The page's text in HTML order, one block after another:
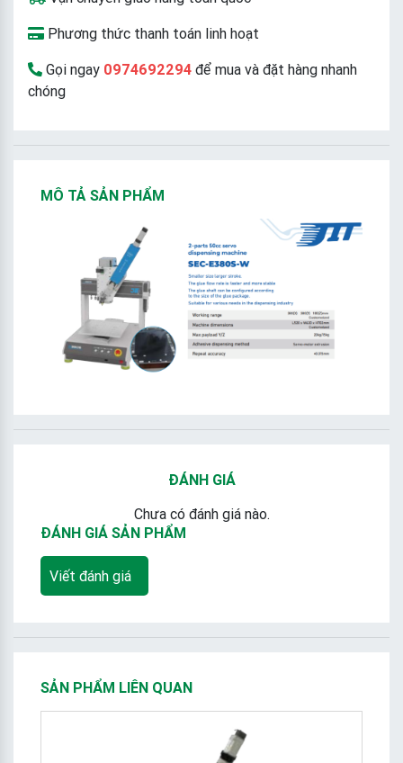
Phương thức thanh toán linh hoạt
Gọi ngay 0974692294 để mua và đặt hàng nhanh
chóng
MÔ TẢ SẢN PHẨM
ĐÁNH GIÁ
Chưa có đánh giá nào.
ĐÁNH GIÁ SẢN PHẨM
Viết đánh giá
SẢN PHẨM LIÊN QUAN